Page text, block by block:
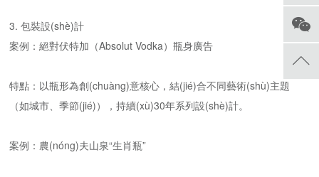
3. 包裝設(shè)計
案例：絕對伏特加（Absolut Vodka）瓶身廣告
特點：以瓶形為創(chuàng)意核心，結(jié)合不同藝術(shù)主題
（如城市、季節(jié)），持續(xù)30年系列設(shè)計。
案例：農(nóng)夫山泉“生肖瓶”